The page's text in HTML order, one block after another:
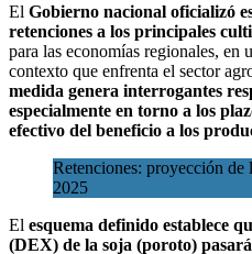
El Gobierno nacional oficializó
retenciones a los principales
para las economías regionales,
contexto que enfrenta el sector
medida genera interrogantes
especialmente en torno a los
efectivo del beneficio a los
Retenciones: proyección de
2025
El esquema definido establece
(DEX) de la soja (poroto)